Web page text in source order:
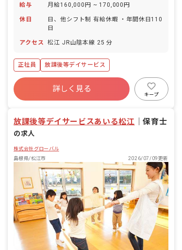
給与 月給160,000円 ~ 170,000円
休日
日、他シフト制 有給休暇 ・年間休日110
日
アクセス 松江 JR山陰本線 25 分
正社員 放課後等デイサービス
詳しく見る
キープ
放課後等デイサービスあいる松江 ｜保育士
の求人
株式会社グローバル
島根県/松江市
2026/07/09更新